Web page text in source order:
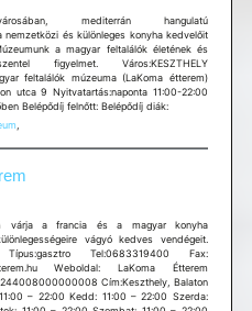
mediterrán hangulatú
nemzetközi és különleges konyha kedvelőit
a magyar feltalálók életének és
figyelmet. Város:KESZTHELY
feltalálók múzeuma (LaKoma étterem)
utca 9 Nyitvatartás:naponta 11:00-22:00
Belépődíj felnőtt: Belépődíj diák:
várja a francia és a magyar konyha
vágyó kedves vendégeit.
Típus:gasztro Tel:0683319400 Fax:
Weboldal: LaKoma Étterem
Cím:Keszthely, Balaton
– 22:00 Kedd: 11:00 – 22:00 Szerda: